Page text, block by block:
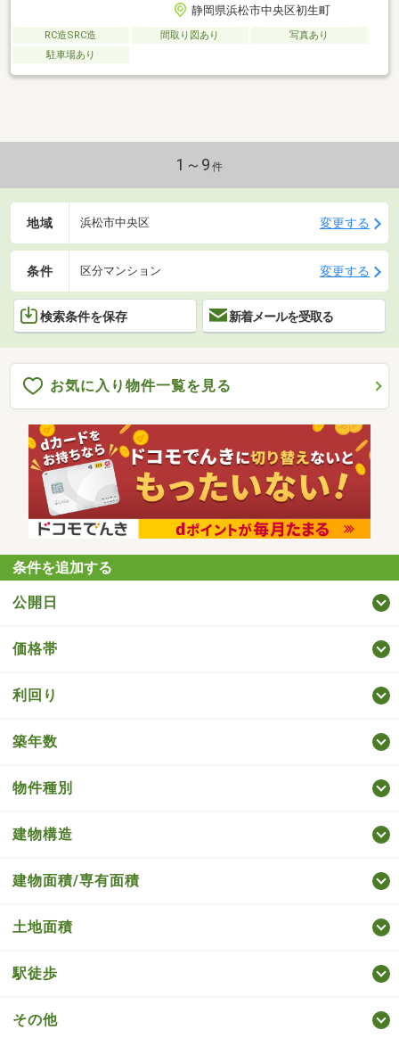
静岡県浜松市中央区初生町
RC造SRC造 間取り図あり
写真あり
駐車場あり
1～9 件
地域 浜松市中央区 変更する
条件 区分マンション 変更する
検索条件を保存 新着メールを受取る
お気に入り物件一覧を見る
条件を追加する
公開日
価格帯
利回り
築年数
物件種別
建物構造
建物面積/専有面積
土地面積
駅徒歩
その他